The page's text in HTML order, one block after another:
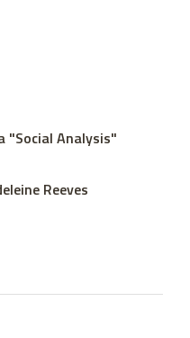
"Social Analysis"
Reeves